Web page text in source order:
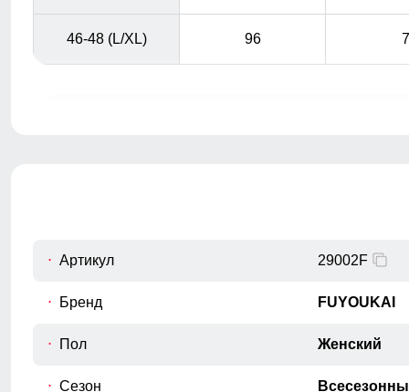
46-48 (L/XL) 96
вокруг самой широкой части груди.
Артикул 29002F
Бренд FUYOUKAI
Пол Женский
Сезон